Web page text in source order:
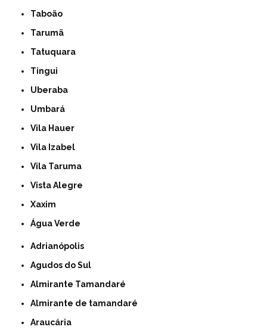
Taboão
Tarumã
Tatuquara
Tingui
Uberaba
Umbará
Vila Hauer
Vila Izabel
Vila Taruma
Vista Alegre
Xaxim
Água Verde
Adrianópolis
Agudos do Sul
Almirante Tamandaré
Almirante de tamandaré
Araucária